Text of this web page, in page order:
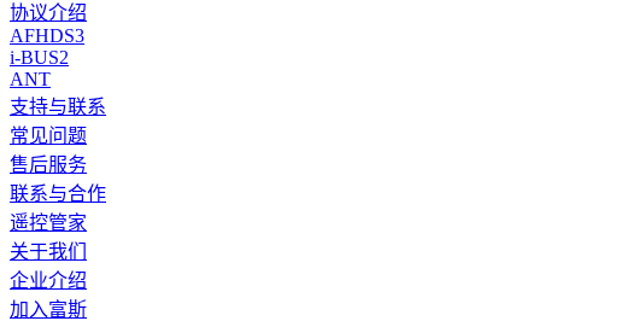
协议介绍
AFHDS3
i-BUS2
ANT
支持与联系
常见问题
售后服务
联系与合作
遥控管家
关于我们
企业介绍
加入富斯